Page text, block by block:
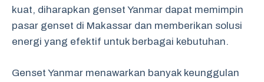
kuat, diharapkan genset Yanmar dapat memimpin
pasar genset di Makassar dan memberikan solusi
energi yang efektif untuk berbagai kebutuhan.
Genset Yanmar menawarkan banyak keunggulan